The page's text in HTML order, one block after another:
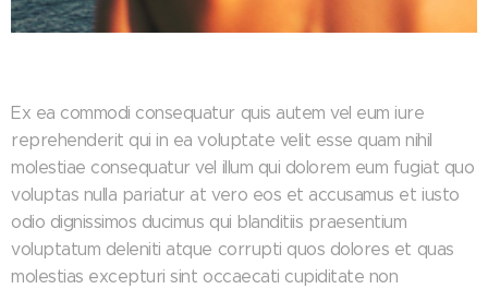
Ex ea commodi consequatur quis autem vel eum iure
reprehenderit qui in ea voluptate velit esse quam nihil
molestiae consequatur vel illum qui dolorem eum fugiat quo
voluptas nulla pariatur at vero eos et accusamus et iusto
odio dignissimos ducimus qui blanditiis praesentium
voluptatum deleniti atque corrupti quos dolores et quas
molestias excepturi sint occaecati cupiditate non